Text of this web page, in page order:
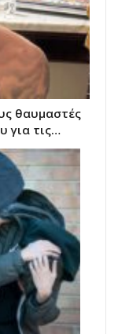
θαυμαστές
για τις…